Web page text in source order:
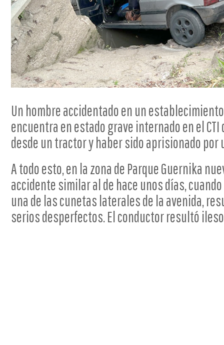
Un hombre accidentado en un
encuentra en estado grave internado en el CTI
desde un tractor y haber sido aprisionado por
A todo esto, en la zona de Parque Guernika
accidente similar al de hace unos días,
una de las cunetas laterales de la avenida,
serios desperfectos. El conductor resultó